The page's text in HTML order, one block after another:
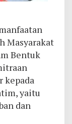
Masyarakat
Bentuk
kepada
yaitu
dan